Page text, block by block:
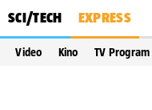
SCI/TECH EXPRESS
Video Kino TV Program